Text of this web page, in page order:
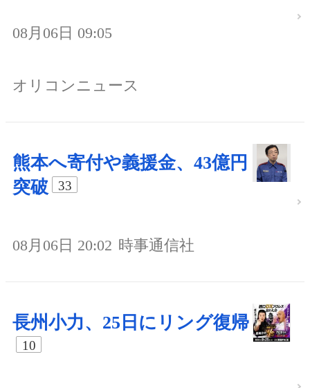
08月06日 09:05
オリコンニュース
熊本へ寄付や義援金、43億円
突破
33
08月06日 20:02 時事通信社
長州小力、25日にリング復帰
10